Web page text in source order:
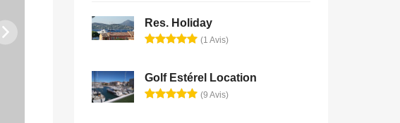
Res. Holiday
(1 Avis)
Golf Estérel Location
(9 Avis)